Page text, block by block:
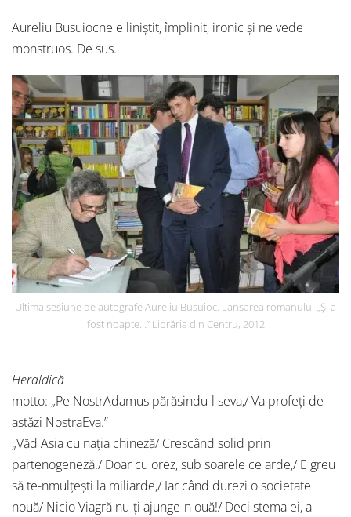
Aureliu Busuiocne e liniștit, împlinit, ironic și ne vede
monstruos. De sus.
Ultima sesiune de autografe Aureliu Busuioc. Lansarea romanului „Și a
fost noapte…” Librăria din Centru, 2012
Heraldică
motto: „Pe NostrAdamus părăsindu-l seva,/ Va profeţi de
astăzi NostraEva.”
„Văd Asia cu naţia chineză/ Crescând solid prin
partenogeneză./ Doar cu orez, sub soarele ce arde,/ E greu
să te-nmulţești la miliarde,/ Iar când durezi o societate
nouă/ Nicio Viagră nu-ţi ajunge-n ouă!/ Deci stema ei, a